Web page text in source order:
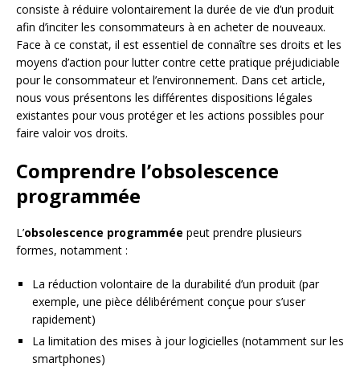
consiste à réduire volontairement la durée de vie d’un produit
afin d’inciter les consommateurs à en acheter de nouveaux.
Face à ce constat, il est essentiel de connaître ses droits et les
moyens d’action pour lutter contre cette pratique préjudiciable
pour le consommateur et l’environnement. Dans cet article,
nous vous présentons les différentes dispositions légales
existantes pour vous protéger et les actions possibles pour
faire valoir vos droits.
Comprendre l’obsolescence
programmée
L’obsolescence programmée peut prendre plusieurs
formes, notamment :
La réduction volontaire de la durabilité d’un produit (par
exemple, une pièce délibérément conçue pour s’user
rapidement)
La limitation des mises à jour logicielles (notamment sur les
smartphones)